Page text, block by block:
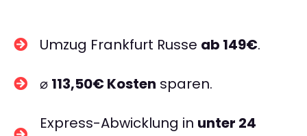
Umzug Frankfurt Russe ab 149€.
⌀ 113,50€ Kosten sparen.
Express-Abwicklung in unter 24